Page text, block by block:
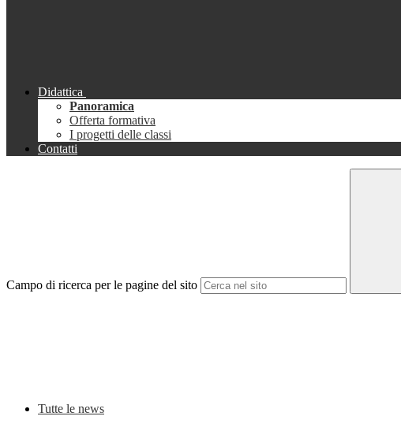
Didattica
Panoramica
Offerta formativa
I progetti delle classi
Contatti
Campo di ricerca per le pagine del sito
Tutte le news